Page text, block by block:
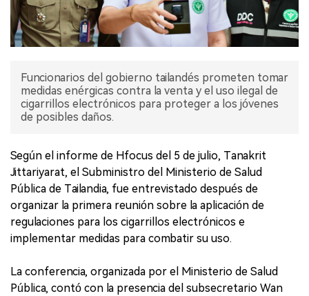
Funcionarios del gobierno tailandés prometen tomar
medidas enérgicas contra la venta y el uso ilegal de
cigarrillos electrónicos para proteger a los jóvenes
de posibles daños.
Según el informe de Hfocus del 5 de julio, Tanakrit
Jittariyarat, el Subministro del Ministerio de Salud
Pública de Tailandia, fue entrevistado después de
organizar la primera reunión sobre la aplicación de
regulaciones para los cigarrillos electrónicos e
implementar medidas para combatir su uso.
La conferencia, organizada por el Ministerio de Salud
Pública, contó con la presencia del subsecretario Wan